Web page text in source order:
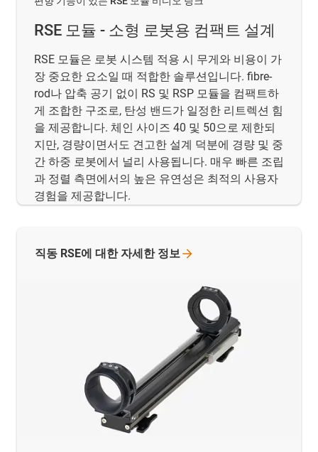
RSE 모듈 - 소형 로봇용 컴팩트 설계
RSE 모듈은 로봇 시스템 적용 시 무게와 비용이 가
장 중요한 요소일 때 적합한 솔루션입니다. fibre-
rod나 압축 공기 없이 RS 및 RSP 모듈을 컴팩트하
게 조합한 구조로, 탄성 밴드가 일정한 리트렉션 힘
을 제공합니다. 체인 사이즈 40 및 50으로 제한되
지만, 경량이면서도 견고한 설계 덕분에 경량 및 중
간 하중 로봇에서 널리 사용됩니다. 매우 빠른 조립
과 정렬 측면에서의 높은 유연성은 최적의 사용자
경험을 제공합니다.
직동 RSE에 대한 자세한 정보